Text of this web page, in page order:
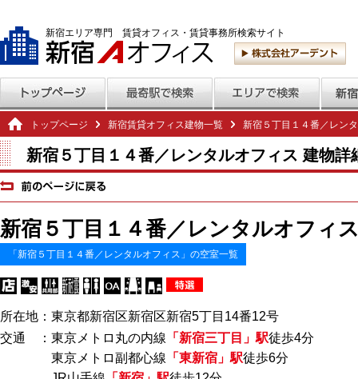
新宿エリア専門 賃貸オフィス・賃貸事務所検索サイト
トップページ 新宿賃貸オフィス建物一覧 新宿５丁目１４番／レン
新宿５丁目１４番／レンタルオフィス 建物詳
新宿５丁目１４番／レンタルオフィ
「新宿５丁目１４番／レンタルオフィス」の空室一覧
所在地：東京都新宿区新宿区新宿5丁目14番12号
交通 ：東京メトロ丸の内線 「新宿三丁目」駅徒歩4分
東京メトロ副都心線 「東新宿」駅徒歩6分